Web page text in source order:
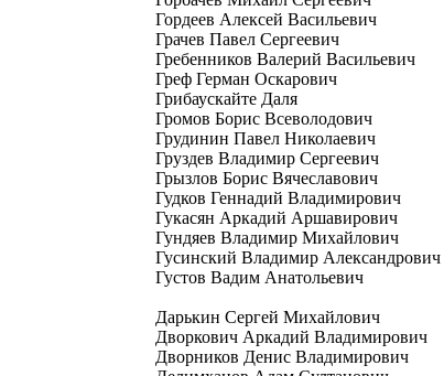
Гордеев Алексей Васильевич
Грачев Павел Сергеевич
Гребенников Валерий Васильевич
Греф Герман Оскарович
Грибаускайте Даля
Громов Борис Всеволодович
Грудинин Павел Николаевич
Груздев Владимир Сергеевич
Грызлов Борис Вячеславович
Гудков Геннадий Владимирович
Гукасян Аркадий Аршавирович
Гундяев Владимир Михайлович
Гусинский Владимир Александрович
Густов Вадим Анатольевич
Дарькин Сергей Михайлович
Дворкович Аркадий Владимирович
Дворников Денис Владимирович